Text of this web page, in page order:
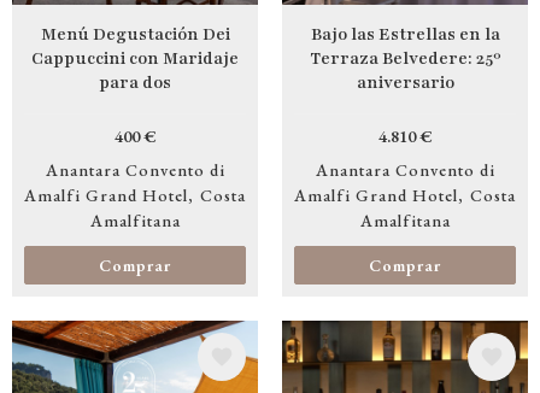
Menú Degustación Dei
Cappuccini con Maridaje
para dos
400 €
Anantara Convento di
Amalfi Grand Hotel
Costa
Amalfitana
Comprar
Bajo las Estrellas en la
Terraza Belvedere: 25º
aniversario
4.810 €
Anantara Convento di
Amalfi Grand Hotel
Costa
Amalfitana
Comprar
Image Image